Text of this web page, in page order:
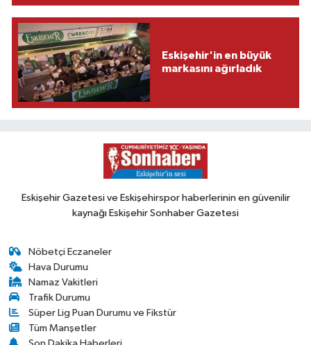
Eskişehir'in en büyük
markasını ağırladık
Eskişehir Gazetesi ve Eskişehirspor haberlerinin en güvenilir
kaynağı Eskişehir Sonhaber Gazetesi
Nöbetçi Eczaneler
Hava Durumu
Namaz Vakitleri
Trafik Durumu
Süper Lig Puan Durumu ve Fikstür
Tüm Manşetler
Son Dakika Haberleri